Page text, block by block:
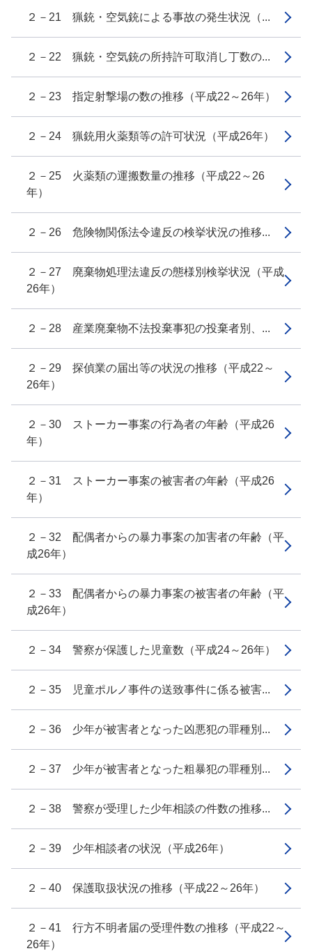
２－21 猟銃・空気銃による事故の発生状況（...
２－22 猟銃・空気銃の所持許可取消し丁数の...
２－23 指定射撃場の数の推移（平成22～26年）
２－24 猟銃用火薬類等の許可状況（平成26年）
２－25 火薬類の運搬数量の推移（平成22～26
年）
２－26 危険物関係法令違反の検挙状況の推移...
２－27 廃棄物処理法違反の態様別検挙状況（平成
26年）
２－28 産業廃棄物不法投棄事犯の投棄者別、...
２－29 探偵業の届出等の状況の推移（平成22～
26年）
２－30 ストーカー事案の行為者の年齢（平成26
年）
２－31 ストーカー事案の被害者の年齢（平成26
年）
２－32 配偶者からの暴力事案の加害者の年齢（平
成26年）
２－33 配偶者からの暴力事案の被害者の年齢（平
成26年）
２－34 警察が保護した児童数（平成24～26年）
２－35 児童ポルノ事件の送致事件に係る被害...
２－36 少年が被害者となった凶悪犯の罪種別...
２－37 少年が被害者となった粗暴犯の罪種別...
２－38 警察が受理した少年相談の件数の推移...
２－39 少年相談者の状況（平成26年）
２－40 保護取扱状況の推移（平成22～26年）
２－41 行方不明者届の受理件数の推移（平成22～
26年）